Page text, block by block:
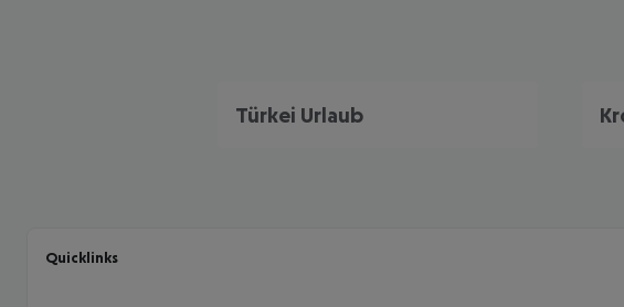
Türkei Urlaub
Quicklinks